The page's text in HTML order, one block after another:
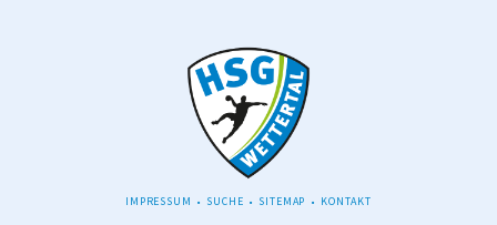
NAVIGATION
IMPRESSUM SUCHE SITEMAP KONTAKT